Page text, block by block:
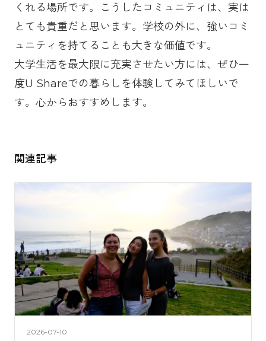
くれる場所です。こうしたコミュニティは、実は
とても貴重だと思います。学校の外に、強いコミ
ュニティを持てることも大きな価値です。
大学生活を最大限に充実させたい方には、ぜひ一
度U Shareでの暮らしを体験してみてほしいで
す。心からおすすめします。
関連記事
2026-07-10